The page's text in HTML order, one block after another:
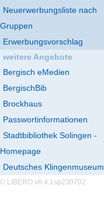
Neuerwerbungsliste nach
Gruppen
Erwerbungsvorschlag
weitere Angebote
Bergisch eMedien
BergischBib
Brockhaus
Passwortinformationen
Stadtbibliothek Solingen -
Homepage
Deutsches Klingenmuseum
© LIBERO v6.4.1sp230702